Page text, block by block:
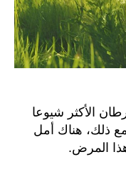
الأكثر شيوعا
ذلك، هناك أمل
المرض.